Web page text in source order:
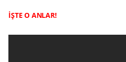
İŞTE O ANLAR!